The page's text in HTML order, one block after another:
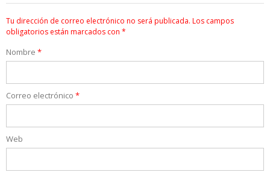
Tu dirección de correo electrónico no será publicada. Los campos
obligatorios están marcados con *
Nombre *
Correo electrónico *
Web